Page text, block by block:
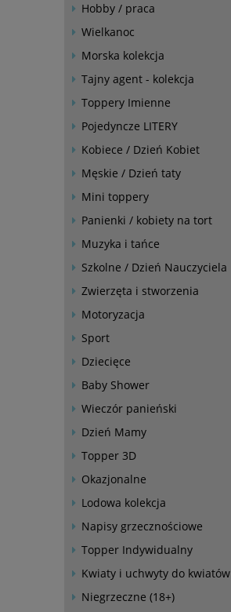
Hobby / praca
Wielkanoc
Morska kolekcja
Tajny agent - kolekcja
Toppery Imienne
Pojedyncze LITERY
Kobiece / Dzień Kobiet
Męskie / Dzień taty
Mini toppery
Panienki / kobiety na tort
Muzyka i tańce
Szkolne / Dzień Nauczyciela
Zwierzęta i stworzenia
Motoryzacja
Sport
Dziecięce
Baby Shower
Wieczór panieński
Dzień Mamy
Topper 3D
Okazjonalne
Lodowa kolekcja
Napisy grzecznościowe
Topper Indywidualny
Kwiaty i uchwyty do kwiatów
Niegrzeczne (18+)